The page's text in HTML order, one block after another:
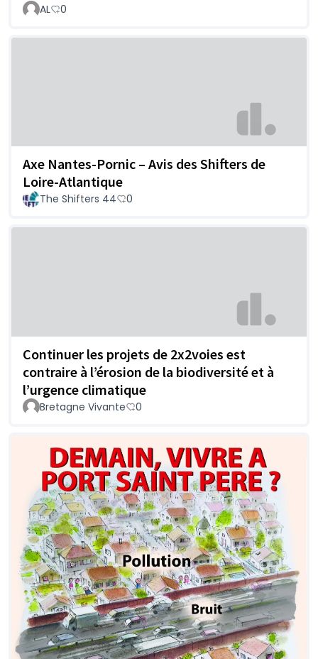
AL 0
Axe Nantes-Pornic – Avis des Shifters de
Loire-Atlantique
The Shifters 44 0
Continuer les projets de 2x2voies est
contraire à l’érosion de la biodiversité et à
l’urgence climatique
Bretagne Vivante 0